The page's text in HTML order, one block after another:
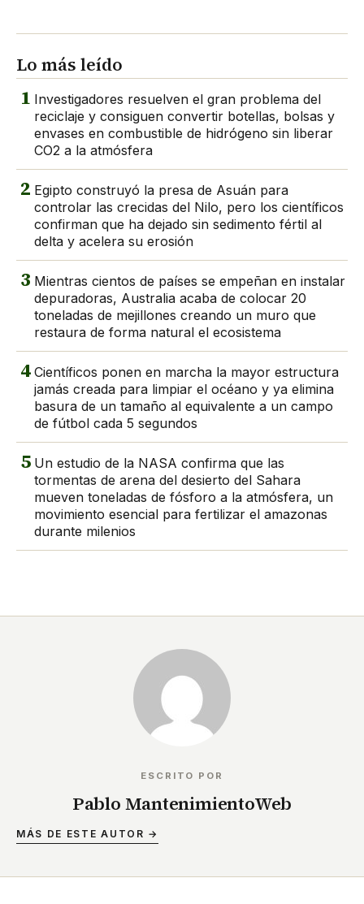
Lo más leído
1 Investigadores resuelven el gran problema del
reciclaje y consiguen convertir botellas, bolsas y
envases en combustible de hidrógeno sin liberar
CO2 a la atmósfera
2 Egipto construyó la presa de Asuán para
controlar las crecidas del Nilo, pero los científicos
confirman que ha dejado sin sedimento fértil al
delta y acelera su erosión
3 Mientras cientos de países se empeñan en instalar
depuradoras, Australia acaba de colocar 20
toneladas de mejillones creando un muro que
restaura de forma natural el ecosistema
4 Científicos ponen en marcha la mayor estructura
jamás creada para limpiar el océano y ya elimina
basura de un tamaño al equivalente a un campo
de fútbol cada 5 segundos
5 Un estudio de la NASA confirma que las
tormentas de arena del desierto del Sahara
mueven toneladas de fósforo a la atmósfera, un
movimiento esencial para fertilizar el amazonas
durante milenios
ESCRITO POR
Pablo MantenimientoWeb
MÁS DE ESTE AUTOR →